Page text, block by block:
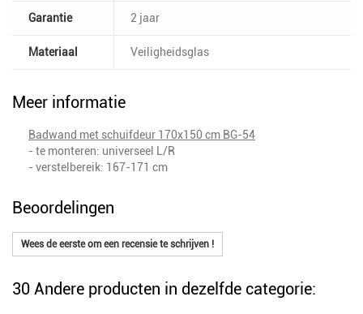
Garantie 2 jaar
Materiaal Veiligheidsglas
Meer informatie
Badwand met schuifdeur 170x150 cm BG-54
- te monteren: universeel L/R
- verstelbereik: 167-171 cm
Beoordelingen
Wees de eerste om een recensie te schrijven !
30 Andere producten in dezelfde categorie: